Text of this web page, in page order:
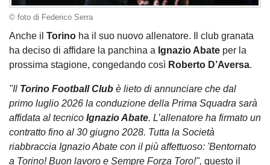
© foto di Federico Serra
Anche il Torino ha il suo nuovo allenatore. Il club granata
ha deciso di affidare la panchina a Ignazio Abate per la
prossima stagione, congedando così Roberto D’Aversa.
"Il Torino Football Club è lieto di annunciare che dal
primo luglio 2026 la conduzione della Prima Squadra sarà
affidata al tecnico Ignazio Abate. L’allenatore ha firmato un
contratto fino al 30 giugno 2028. Tutta la Società
riabbraccia Ignazio Abate con il più affettuoso: 'Bentornato
a Torino! Buon lavoro e Sempre Forza Toro!", questo il